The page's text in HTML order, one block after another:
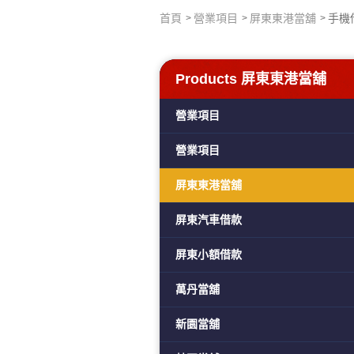
首頁 營業項目 屏東東港當舖 手機
Products 屏東東港當舖
營業項目
營業項目
屏東東港當舖
屏東汽車借款
屏東小額借款
萬丹當舖
新園當舖